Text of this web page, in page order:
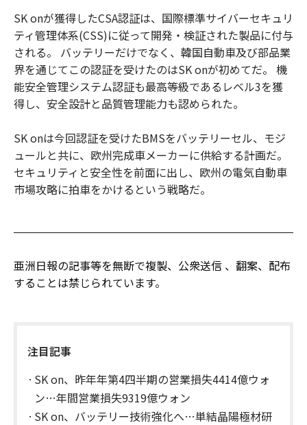
SK onが獲得したCSA認証は、国際標準サイバーセキュリ
ティ管理体系(CSS)に従って開発・検証された製品に付与
される。 バッテリーだけでなく、韓国自動車及び部品業
界を通じてこの認証を受けたのはSK onが初めてだ。 機
能安全管理システム認証も最高等級であるレベル3を獲
得し、安全設計と品質管理能力も認められた。
SK onは今回認証を受けたBMSをバッテリーセル、モジ
ュールと共に、欧州完成車メーカーに供給する計画だ。
セキュリティと安全性を前面に出し、欧州の電気自動車
市場攻略に拍車をかけるという戦略だ。
亜洲日報の記事等を無断で複製、公衆送信 、翻案、配布
することは禁じられています。
注目記事
SK on、昨年年第4四半期の営業損失4414億ウォ
ン…年間営業損失9319億ウォン
SK on、バッテリー技術強化へ…単結晶陽極材研